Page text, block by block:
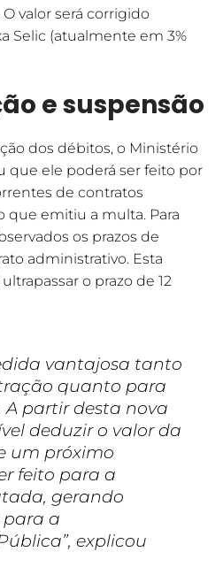
valor será corrigido
Selic (atualmente em 3%
e suspensão
dos débitos, o Ministério
que ele poderá ser feito por
de contratos
que emitiu a multa. Para
os prazos de
administrativo. Esta
o prazo de 12
vantajosa tanto
quanto para
A partir desta nova
deduzir o valor da
um próximo
feito para a
gerando
a
explicou